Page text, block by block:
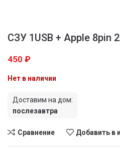
СЗУ 1USB + Apple 8pin
450 ₽
Нет в наличии
Доставим на дом:
послезавтра
Сравнение Добавить в